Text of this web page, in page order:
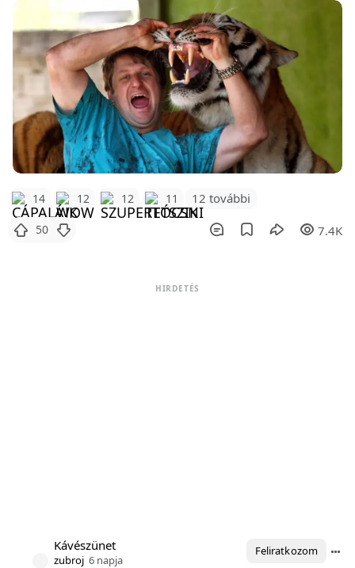
14 12 12 11 12 további
50 7.4K
HIRDETÉS
Kávészünet
zubroj 6 napja
Feliratkozom